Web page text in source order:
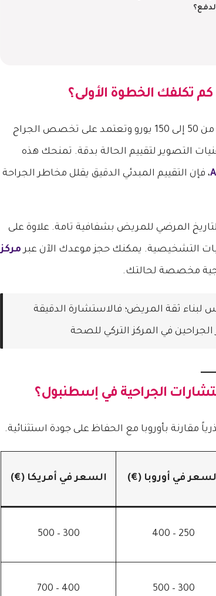
كم تكلفك الخطوة الأولى؟
عادة من 50 إلى 150 يورو وتعتمد على تخصص الجراح
التصوير لتقييم الحالة بدقة. تمنحك هذه
، فإن التقييم المبدئي الدقيق يقلل مخاطر الجراحة
المرضي للمريض بشفافية تامة. علاوة على
التشخيصية. يمكنك حجز موعدك الآن عبرمركز
مخصصة لحالتك.
لبناء ثقة المريض؛ فالاستشارة الدقيقة
في المركز التركي للصحة
الجراحية في إسطنبول؟
مقارنة بأوروبا مع الحفاظ على جودة استثنائية.
في أوروبا (€) السعر في أمريكا (€)
250 – 400
300 – 500
300 – 500
400 – 700